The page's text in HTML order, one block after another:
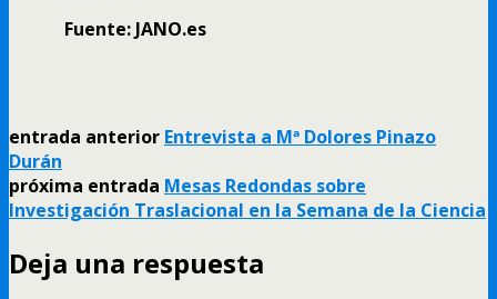
Fuente: JANO.es
entrada anterior Entrevista a Mª Dolores Pinazo
Durán
próxima entrada Mesas Redondas sobre
Investigación Traslacional en la Semana de la Ciencia
Deja una respuesta